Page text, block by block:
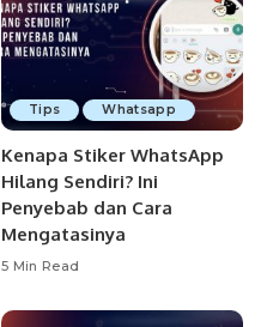
Tips Whatsapp
Kenapa Stiker WhatsApp
Hilang Sendiri? Ini
Penyebab dan Cara
Mengatasinya
5 Min Read